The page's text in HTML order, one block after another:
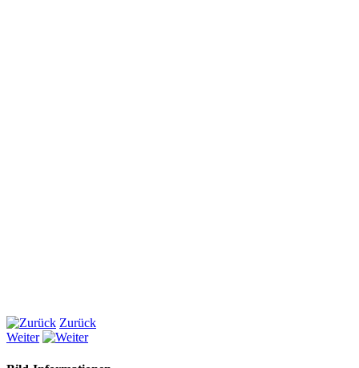
Zurück
Weiter